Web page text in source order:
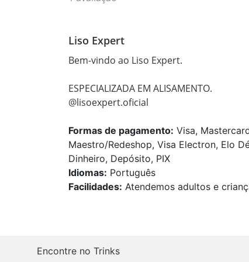
Liso Expert
Bem-vindo ao Liso Expert.
ESPECIALIZADA EM ALISAMENTO.
@lisoexpert.oficial
Formas de pagamento: Visa,
Maestro/Redeshop, Visa Electron, Elo
Dinheiro, Depósito, PIX
Idiomas: Português
Facilidades: Atendemos adultos e
Encontre no Trinks